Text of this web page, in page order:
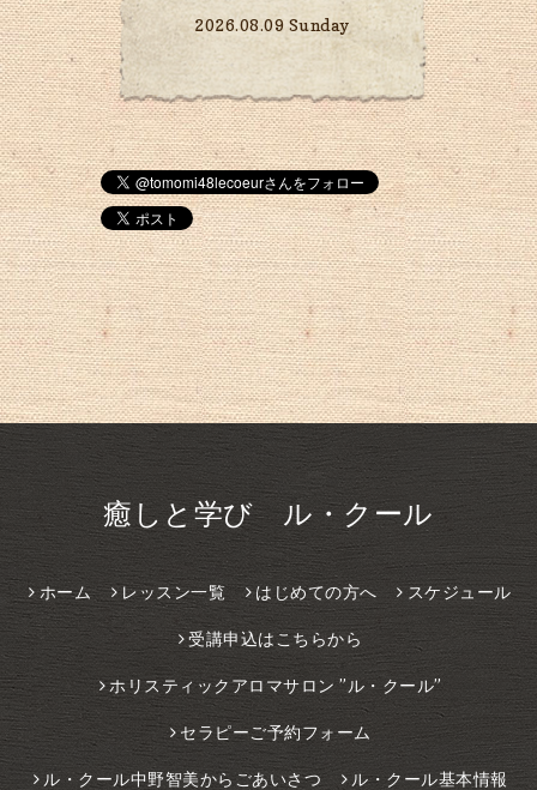
2026.08.09 Sunday
癒しと学び ル・クール
ホーム レッスン一覧 はじめての方へ スケジュール
受講申込はこちらから
ホリスティックアロマサロン ”ル・クール”
セラピーご予約フォーム
ル・クール中野智美からごあいさつ ル・クール基本情報